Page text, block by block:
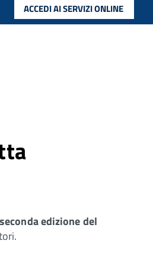
ACCEDI AI SERVIZI ONLINE
edizione del